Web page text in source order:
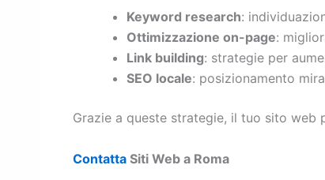
Keyword research:
Ottimizzazione on-page:
Link building: strategie per
SEO locale: posizionamento
Grazie a queste strategie, il tuo sito
Contatta Siti Web a Roma